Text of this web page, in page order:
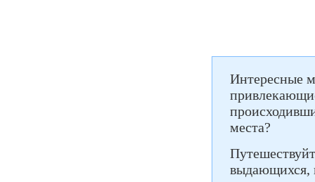
Интересные
места?
выдающихся,